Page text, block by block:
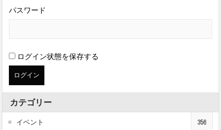
パスワード
ログイン状態を保存する
カテゴリー
イベント 356